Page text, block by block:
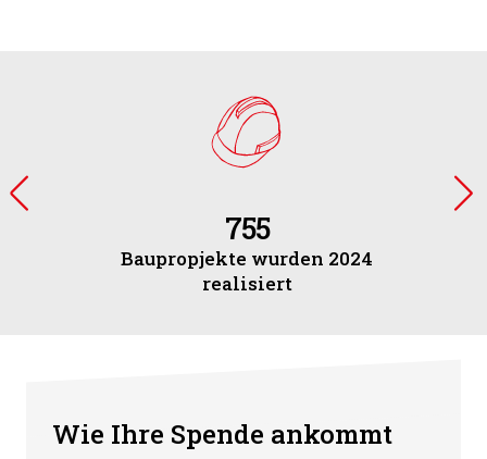
755
Baupropjekte wurden 2024
realisiert
Wie Ihre Spende ankommt